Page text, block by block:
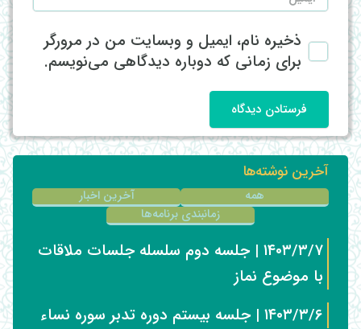
ذخیره نام، ایمیل و وبسایت من در مرورگر
برای زمانی که دوباره دیدگاهی می‌نویسم.
فرستادن دیدگاه
آخرین نوشته‌ها
همه
آخرین اخبار
زمانبندی برنامه‌ها
۱۴۰۳/۳/۷ | جلسه دوم سلسله جلسات ملاقات
با موضوع نماز
۱۴۰۳/۳/۶ | جلسه بیستم دوره تدبر سوره نساء